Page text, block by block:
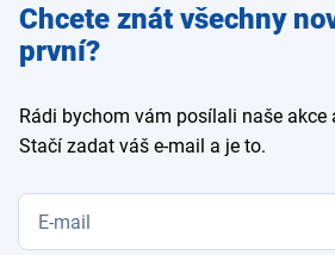
Zadejte
e-mail
Chcete znát všechny
první?
Rádi bychom vám posílali naše akce
Stačí zadat váš e-mail a je to.